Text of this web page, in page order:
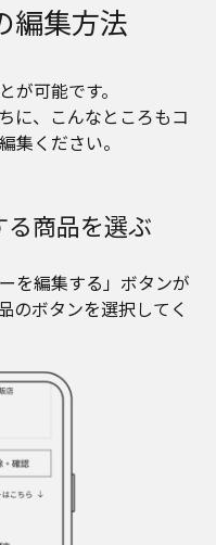
編集方法
が可能です。
に、こんなところもコ
集ください。
商品を選ぶ
を編集する」ボタンが
のボタンを選択してく